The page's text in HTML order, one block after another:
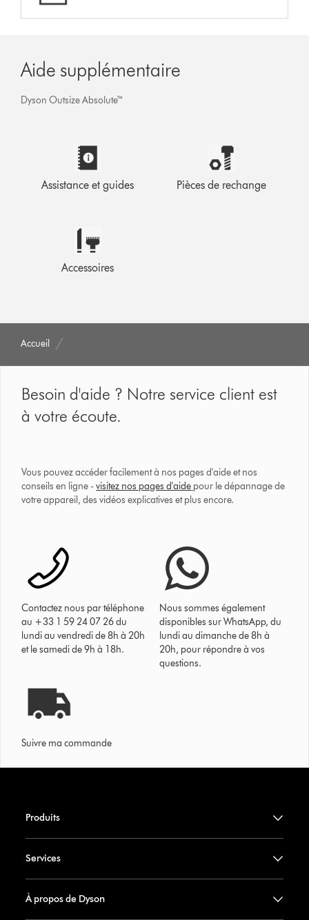
Aide supplémentaire
Dyson Outsize Absolute™
Assistance et guides Pièces de rechange
Accessoires
Accueil
Besoin d'aide ? Notre service client est
à votre écoute.
Vous pouvez accéder facilement à nos pages d'aide et nos
conseils en ligne -visitez nos pages d'aide pour le dépannage de
votre appareil, des vidéos explicatives et plus encore.
Contactez nous par téléphone
au +33 1 59 24 07 26 du
lundi au vendredi de 8h à 20h
et le samedi de 9h à 18h.
Nous sommes également
disponibles sur WhatsApp, du
lundi au dimanche de 8h à
20h, pour répondre à vos
questions.
Suivre ma commande
Produits
Services
À propos de Dyson